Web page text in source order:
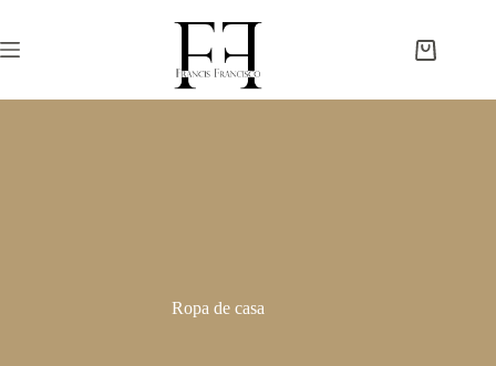
contenido
Carro
compra
Ropa de casa